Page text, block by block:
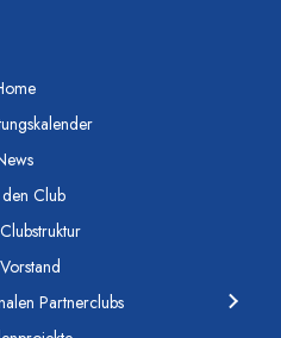
Club
Partnerclubs